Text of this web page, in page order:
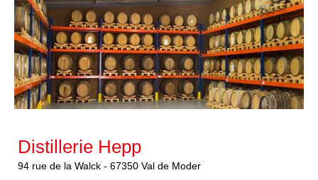
Distillerie Hepp
94 rue de la Walck - 67350 Val de Moder